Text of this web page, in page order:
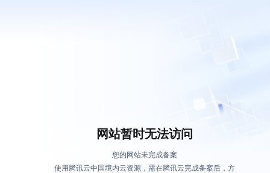
网站暂时无法访问
您的网站未完成备案
使用腾讯云中国境内云资源，需在腾讯云完成备案后，方